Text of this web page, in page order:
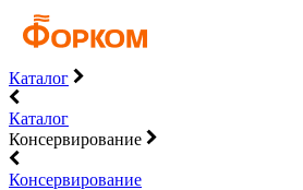
Каталог
Каталог
Консервирование
Консервирование